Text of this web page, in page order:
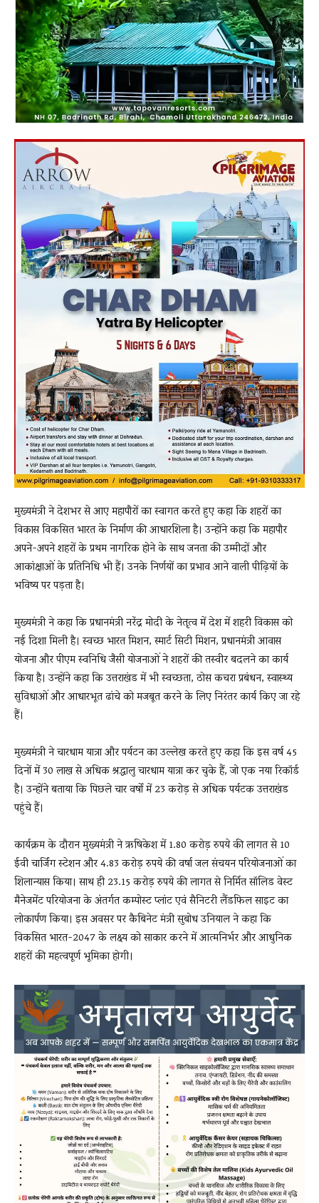
मुख्यमंत्री ने देशभर से आए महापौरों का स्वागत करते हुए कहा कि शहरों का
विकास विकसित भारत के निर्माण की आधारशिला है। उन्होंने कहा कि महापौर
अपने-अपने शहरों के प्रथम नागरिक होने के साथ जनता की उम्मीदों और
आकांक्षाओं के प्रतिनिधि भी हैं। उनके निर्णयों का प्रभाव आने वाली पीढ़ियों के
भविष्य पर पड़ता है।
मुख्यमंत्री ने कहा कि प्रधानमंत्री नरेंद्र मोदी के नेतृत्व में देश में शहरी विकास को
नई दिशा मिली है। स्वच्छ भारत मिशन, स्मार्ट सिटी मिशन, प्रधानमंत्री आवास
योजना और पीएम स्वनिधि जैसी योजनाओं ने शहरों की तस्वीर बदलने का कार्य
किया है। उन्होंने कहा कि उत्तराखंड में भी स्वच्छता, ठोस कचरा प्रबंधन, स्वास्थ्य
सुविधाओं और आधारभूत ढांचे को मजबूत करने के लिए निरंतर कार्य किए जा रहे
हैं।
मुख्यमंत्री ने चारधाम यात्रा और पर्यटन का उल्लेख करते हुए कहा कि इस वर्ष 45
दिनों में 30 लाख से अधिक श्रद्धालु चारधाम यात्रा कर चुके हैं, जो एक नया रिकॉर्ड
है। उन्होंने बताया कि पिछले चार वर्षों में 23 करोड़ से अधिक पर्यटक उत्तराखंड
पहुंचे हैं।
कार्यक्रम के दौरान मुख्यमंत्री ने ऋषिकेश में 1.80 करोड़ रुपये की लागत से 10
ईवी चार्जिंग स्टेशन और 4.83 करोड़ रुपये की वर्षा जल संचयन परियोजनाओं का
शिलान्यास किया। साथ ही 23.15 करोड़ रुपये की लागत से निर्मित सॉलिड वेस्ट
मैनेजमेंट परियोजना के अंतर्गत कम्पोस्ट प्लांट एवं सैनिटरी लैंडफिल साइट का
लोकार्पण किया। इस अवसर पर कैबिनेट मंत्री सुबोध उनियाल ने कहा कि
विकसित भारत-2047 के लक्ष्य को साकार करने में आत्मनिर्भर और आधुनिक
शहरों की महत्वपूर्ण भूमिका होगी।